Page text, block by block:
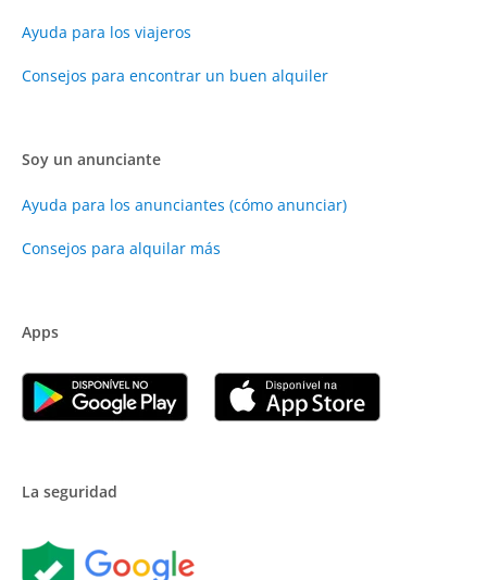
Ayuda para los viajeros
Consejos para encontrar un buen alquiler
Soy un anunciante
Ayuda para los anunciantes (cómo anunciar)
Consejos para alquilar más
Apps
La seguridad